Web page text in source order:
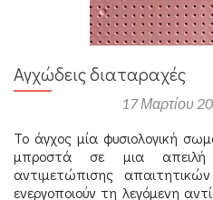
Αγχώδεις διαταραχές
17 Μαρτίου
Το άγχος μία φυσιολογική
μπροστά σε μια
αντιμετώπισης
ενεργοποιούν τη λεγόμενη